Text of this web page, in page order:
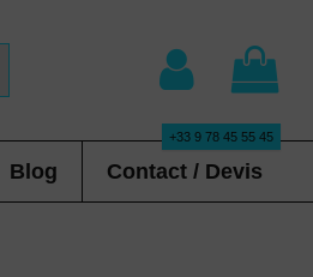
Blog Contact / Devis
+33 9 78 45 55 45